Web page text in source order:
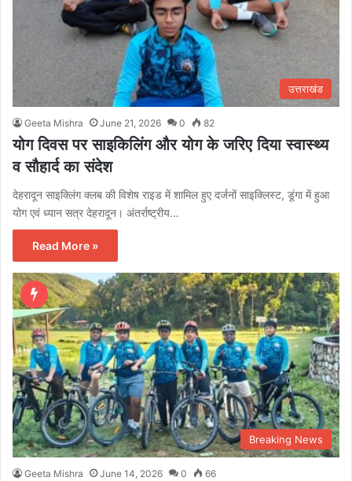
उत्तराखंड
Geeta Mishra June 21, 2026 0 82
योग दिवस पर साइकिलिंग और योग के जरिए दिया स्वास्थ्य
व सौहार्द का संदेश
देहरादून साइक्लिंग क्लब की विशेष राइड में शामिल हुए दर्जनों साइक्लिस्ट, डूंगा में हुआ
योग एवं ध्यान सत्र देहरादून। अंतर्राष्ट्रीय…
Read More »
Breaking News
Geeta Mishra June 14, 2026 0 66